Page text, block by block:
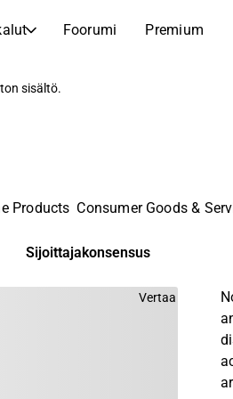
Foorumi Premium
YHTIÖT
Yhtiökokouskutsut
OPI SIJOITTAMISESTA
sisältö.
Products Consumer Goods &
Sijoittajakonsensus
Vertaa